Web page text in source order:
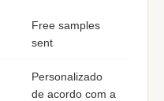
Free samples
sent
Personalizado
de acordo com a